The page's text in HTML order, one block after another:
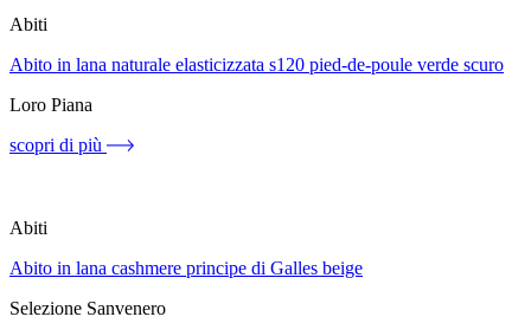
Abiti
Abito in lana naturale elasticizzata s120 pied-de-poule verde scuro
Loro Piana
scopri di più
Abiti
Abito in lana cashmere principe di Galles beige
Selezione Sanvenero